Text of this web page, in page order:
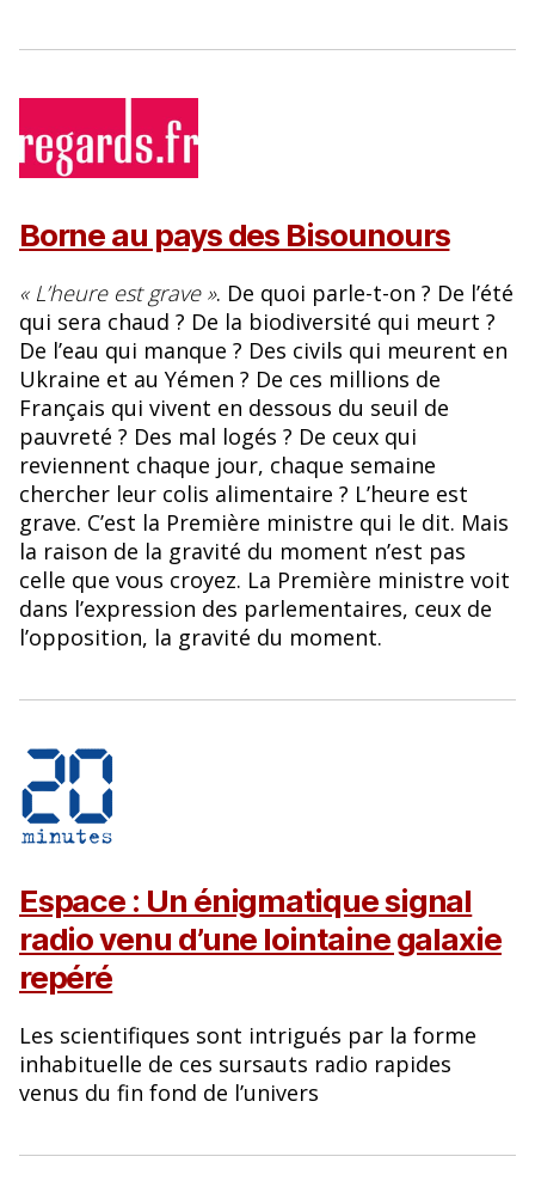
Borne au pays des Bisounours
« L’heure est grave ». De quoi parle-t-on ? De l’été
qui sera chaud ? De la biodiversité qui meurt ?
De l’eau qui manque ? Des civils qui meurent en
Ukraine et au Yémen ? De ces millions de
Français qui vivent en dessous du seuil de
pauvreté ? Des mal logés ? De ceux qui
reviennent chaque jour, chaque semaine
chercher leur colis alimentaire ? L’heure est
grave. C’est la Première ministre qui le dit. Mais
la raison de la gravité du moment n’est pas
celle que vous croyez. La Première ministre voit
dans l’expression des parlementaires, ceux de
l’opposition, la gravité du moment.
Espace : Un énigmatique signal
radio venu d’une lointaine galaxie
repéré
Les scientifiques sont intrigués par la forme
inhabituelle de ces sursauts radio rapides
venus du fin fond de l’univers